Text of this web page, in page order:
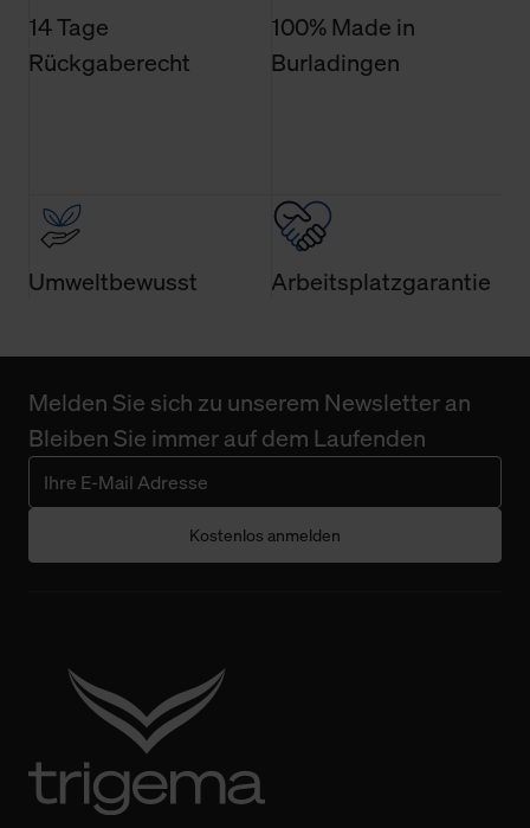
finden Sie in unserer Datenschutzerklärung.
14 Tage
Rückgaberecht
100% Made in
Burladingen
Umweltbewusst Arbeitsplatzgarantie
Melden Sie sich zu unserem Newsletter an
Bleiben Sie immer auf dem Laufenden
Kostenlos anmelden